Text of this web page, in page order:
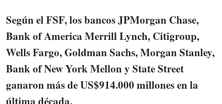
Según el FSF, los bancos JPMorgan Chase,
Bank of America Merrill Lynch, Citigroup,
Wells Fargo, Goldman Sachs, Morgan Stanley,
Bank of New York Mellon y State Street
ganaron más de US$914.000 millones en la